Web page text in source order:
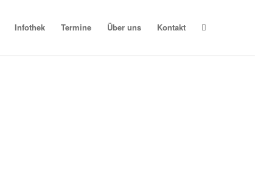
Infothek Termine Über uns Kontakt